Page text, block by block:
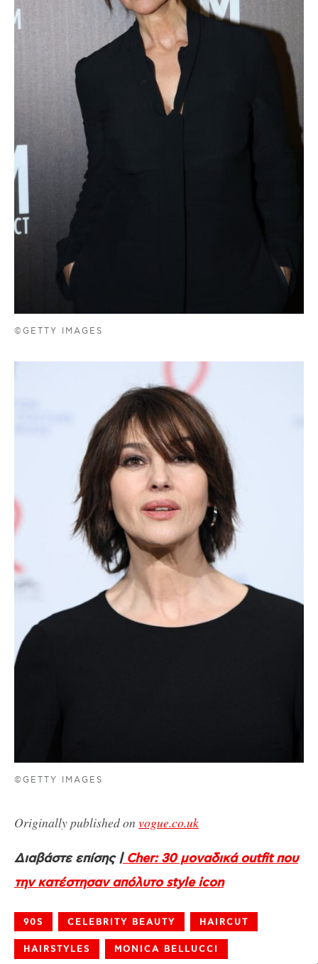
©GETTY IMAGES
©GETTY IMAGES
Originally published on vogue.co.uk
Διαβάστε επίσης |Cher: 30 μοναδικά outfit που
την κατέστησαν απόλυτο style icon
90S CELEBRITY BEAUTY HAIRCUT
HAIRSTYLES MONICA BELLUCCI